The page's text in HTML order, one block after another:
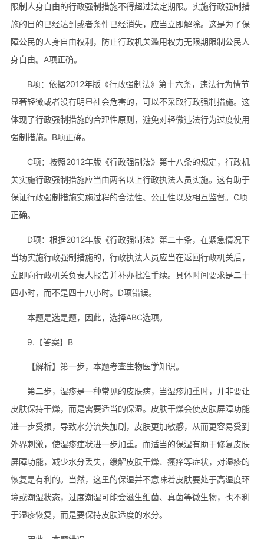
限制人身自由的行政强制措施不得超过法定期限。实施行政强制措
施的目的已经达到或者条件已经消失，应当立即解除。这是为了保
障公民的人身自由权利，防止行政机关滥用权力无限期限制公民人
身自由。A项正确。
B项：依据2012年版《行政强制法》第十六条，违法行为情节
显著轻微或者没有明显社会危害的，可以不采取行政强制措施。这
体现了行政强制措施的合理性原则，避免对轻微违法行为过度使用
强制措施。B项正确。
C项：按照2012年版《行政强制法》第十八条的规定，行政机
关实施行政强制措施应当由两名以上行政执法人员实施。这有助于
保证行政强制措施实施过程的合法性、公正性以及相互监督。C项
正确。
D项：根据2012年版《行政强制法》第二十条，在紧急情况下
当场实施行政强制措施的，行政执法人员应当在返回行政机关后，
立即向行政机关负责人报告并补办批准手续。具体时间要求是二十
四小时，而不是四十八小时。D项错误。
本题是选是题，因此，选择ABC选项。
9.【答案】B
【解析】第一步，本题考查生物医学知识。
第二步，湿疹是一种常见的皮肤病，当湿疹加重时，并非要让
皮肤保持干燥，而是需要适当的保湿。皮肤干燥会使皮肤屏障功能
进一步受损，导致水分流失加剧，皮肤更加敏感，从而更容易受到
外界刺激，使湿疹症状进一步加重。而适当的保湿有助于修复皮肤
屏障功能，减少水分丢失，缓解皮肤干燥、瘙痒等症状，对湿疹的
恢复是有利的。当然，这里的保湿并不意味着皮肤要处于高湿度环
境或潮湿状态，过度潮湿可能会滋生细菌、真菌等微生物，也不利
于湿疹恢复，而是要保持皮肤适度的水分。